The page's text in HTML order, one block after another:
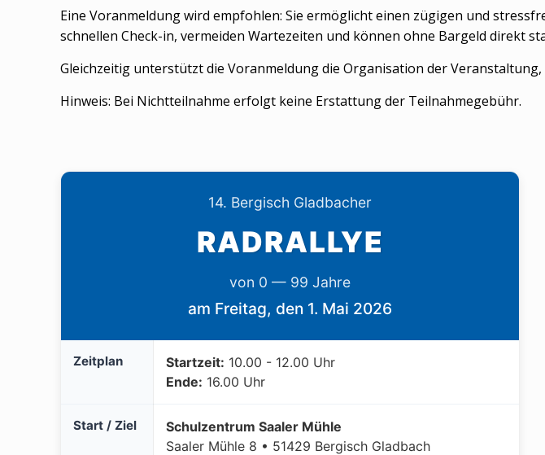
Eine Voranmeldung wird empfohlen: Sie ermöglicht einen zügigen und
schnellen Check-in, vermeiden Wartezeiten und können ohne Bargeld direkt
Gleichzeitig unterstützt die Voranmeldung die Organisation der
Hinweis: Bei Nichtteilnahme erfolgt keine Erstattung der Teilnahmegebühr.
14. Bergisch Gladbacher
RADRALLYE
von 0 — 99 Jahre
am Freitag, den 1. Mai 2026
Zeitplan Startzeit: 10.00 - 12.00 Uhr
Ende: 16.00 Uhr
Start / Ziel
Schulzentrum Saaler Mühle
Saaler Mühle 8 • 51429 Bergisch Gladbach